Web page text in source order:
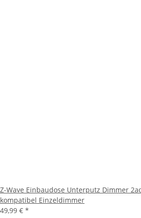
Z-Wave Einbaudose Unterputz Dimmer
kompatibel Einzeldimmer
49,99 € *